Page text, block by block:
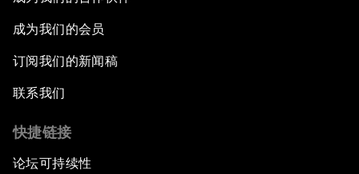
成为我们的会员
订阅我们的新闻稿
联系我们
快捷链接
论坛可持续性